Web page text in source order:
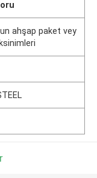
ahşap paket vey